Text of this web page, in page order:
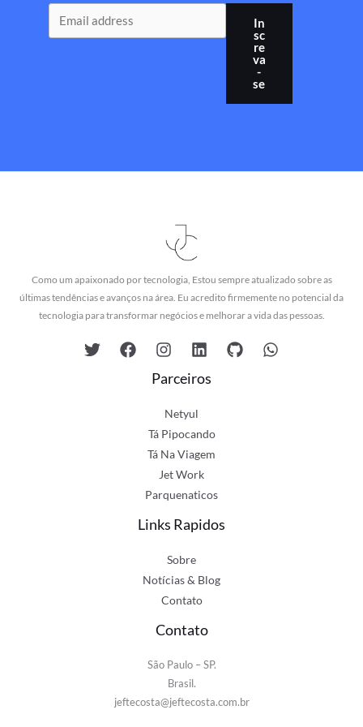
In
sc
re
va
-
se
Como um apaixonado por tecnologia, Estou sempre atualizado sobre as
últimas tendências e avanços na área. Eu acredito firmemente no potencial da
tecnologia para transformar negócios e melhorar a vida das pessoas.
Parceiros
Netyul
Tá Pipocando
Tá Na Viagem
Jet Work
Parquenaticos
Links Rapidos
Sobre
Notícias & Blog
Contato
Contato
São Paulo – SP.
Brasil.
jeftecosta@jeftecosta.com.br